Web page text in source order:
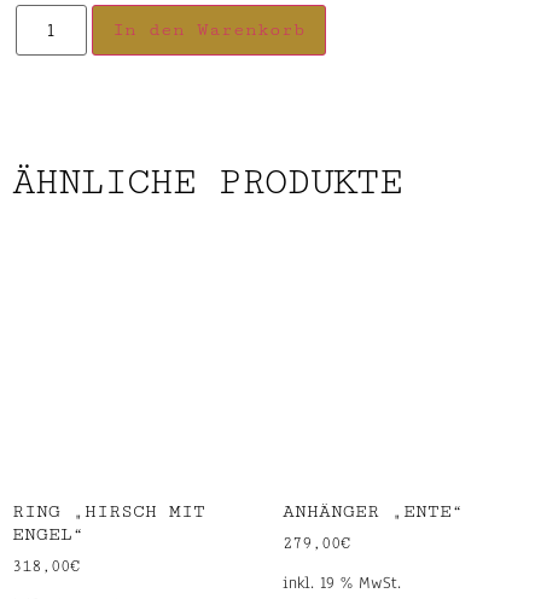
In den Warenkorb
ÄHNLICHE PRODUKTE
RING „HIRSCH MIT
ENGEL“
318,00€
ANHÄNGER „ENTE“
279,00€
inkl. 19 % MwSt.